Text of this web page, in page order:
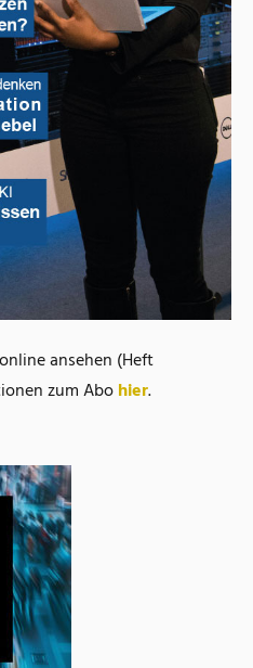
ansehen (Heft
zum Abohier.